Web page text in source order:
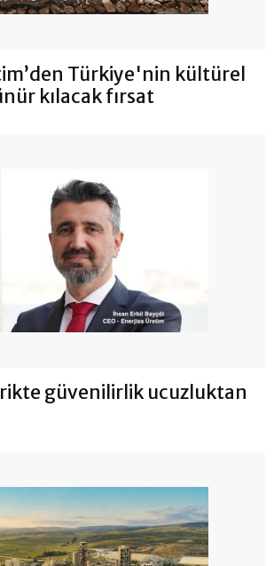
Türkiye'nin kültürel
kılacak fırsat
güvenilirlik ucuzluktan